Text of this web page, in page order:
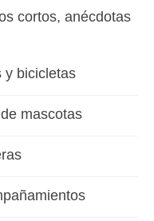
cortos, anécdotas
y bicicletas
mascotas